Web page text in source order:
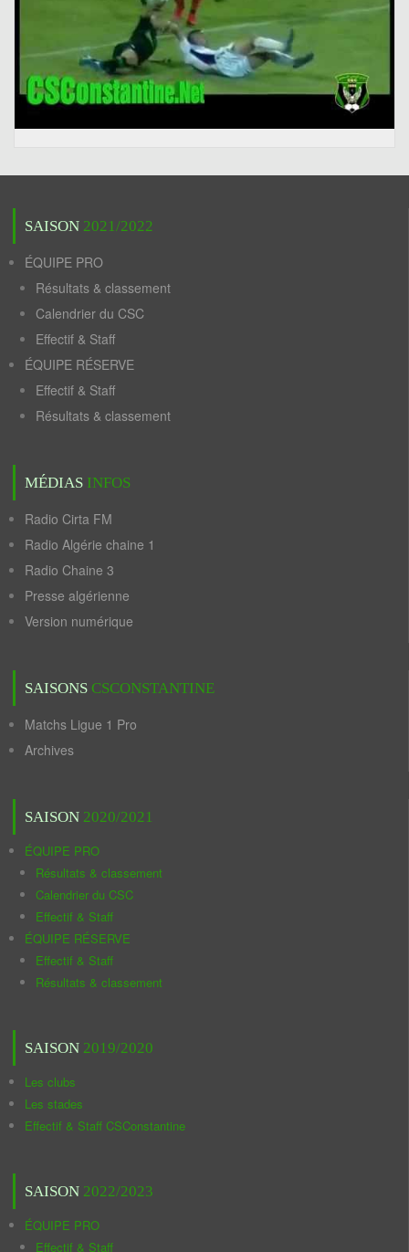
SAISON 2021/2022
ÉQUIPE PRO
Résultats & classement
Calendrier du CSC
Effectif & Staff
ÉQUIPE RÉSERVE
Effectif & Staff
Résultats & classement
MÉDIAS INFOS
Radio Cirta FM
Radio Algérie chaine 1
Radio Chaine 3
Presse algérienne
Version numérique
SAISONS CSCONSTANTINE
Matchs Ligue 1 Pro
Archives
SAISON 2020/2021
ÉQUIPE PRO
Résultats & classement
Calendrier du CSC
Effectif & Staff
ÉQUIPE RÉSERVE
Effectif & Staff
Résultats & classement
SAISON 2019/2020
Les clubs
Les stades
Effectif & Staff CSConstantine
SAISON 2022/2023
ÉQUIPE PRO
Effectif & Staff